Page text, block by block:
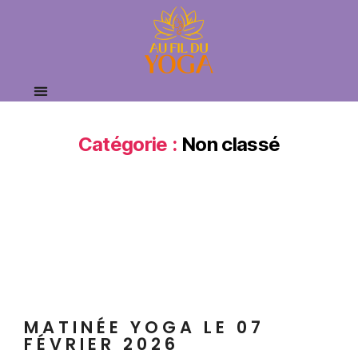
Catégorie : Non classé
MATINÉE YOGA LE 07
FÉVRIER 2026